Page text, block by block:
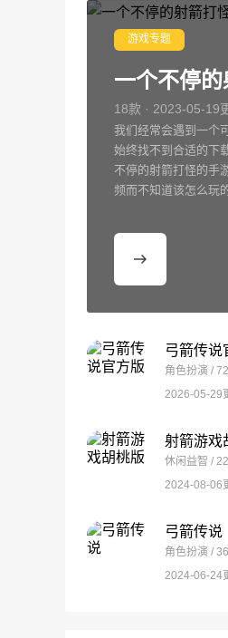
游戏专题
一个不停
18款 · 2023-05-19
我们经常会遇到一个
始终找不到合适的下
不停的射箭打怪的手
频而不知道该怎么玩
弓箭传说
角色扮演 /
2026-05-29
射箭游戏
休闲益智 /
2024-08-06
弓箭传说
角色扮演 /
2024-06-24